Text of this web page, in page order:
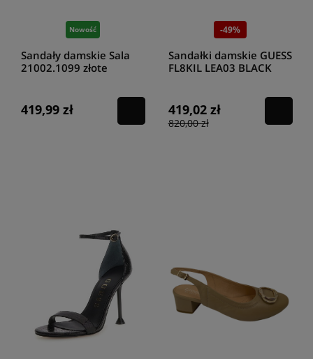
Nowość
Sandały damskie Sala
21002.1099 złote
419,99 zł
-49%
Sandałki damskie GUESS
FL8KIL LEA03 BLACK
419,02 zł
820,00 zł